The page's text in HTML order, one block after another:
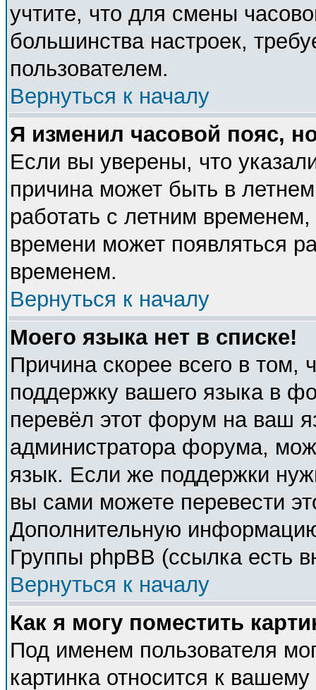
учтите, что для смены
большинства настроек,
пользователем.
Вернуться к началу
Я изменил часовой пояс,
Если вы уверены, что
причина может быть в
работать с летним временем,
времени может появляться
временем.
Вернуться к началу
Моего языка нет в списке!
Причина скорее всего в том,
поддержку вашего языка в
перевёл этот форум на ваш
администратора форума,
язык. Если же поддержки
вы сами можете перевести
Дополнительную
Группы phpBB (ссылка есть
Вернуться к началу
Как я могу поместить
Под именем пользователя
картинка относится к